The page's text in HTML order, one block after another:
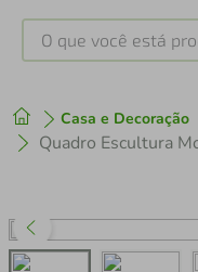
O que você está
Casa e Decoração
1º tenis
perfume